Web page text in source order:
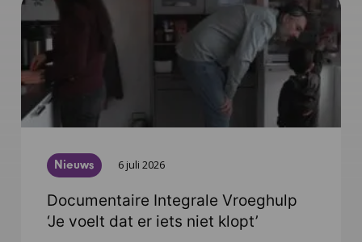
Nieuws 6 juli 2026
Documentaire Integrale Vroeghulp
‘Je voelt dat er iets niet klopt’